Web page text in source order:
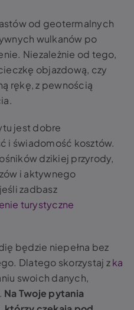
od geotermalnych
wulkanów po
Niezależnie od tego,
objazdową, czy
rękę, z pewnością
jest dobre
i świadomość kosztów.
dzikiej przyrody,
i aktywnego
zadbasz
turystyczne
będzie niepełna bez
Dlatego skorzystaj zka
swoich danych,
Na Twoje pytania